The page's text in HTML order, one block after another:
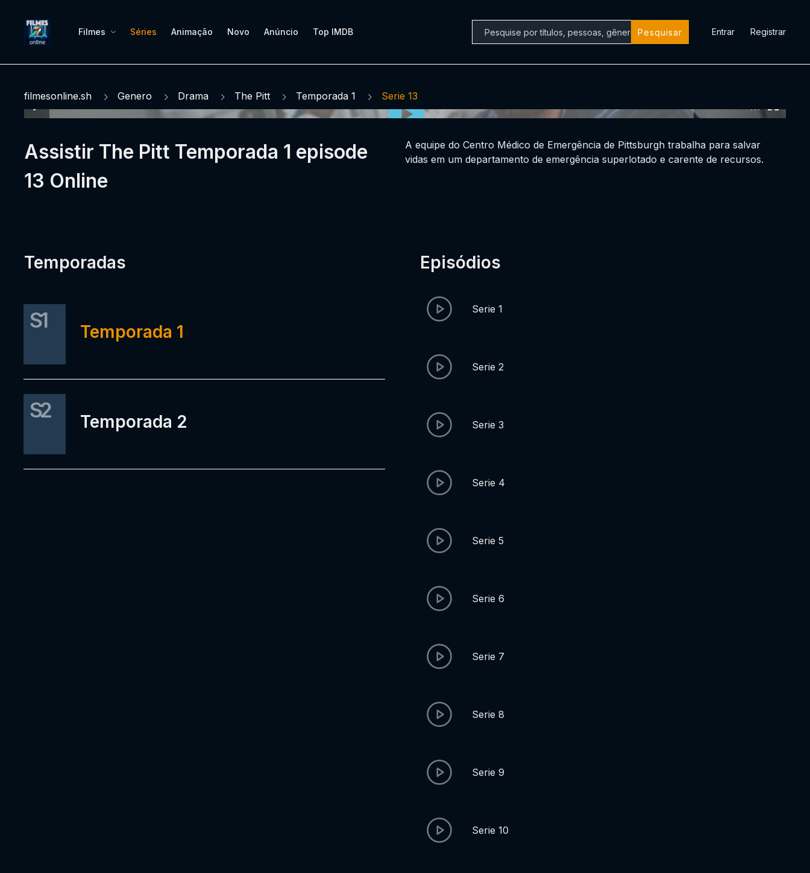
Filmes Séries Animação Novo Anúncio Top IMDB Pesquisar Entrar Registrar
filmesonline.sh Genero Drama The Pitt Temporada 1 Serie 13
Assistir The Pitt Temporada 1 episode
13 Online
A equipe do Centro Médico de Emergência de Pittsburgh trabalha para salvar
vidas em um departamento de emergência superlotado e carente de recursos.
Temporadas
S1 Temporada 1
S2 Temporada 2
Episódios
Serie 1
Serie 2
Serie 3
Serie 4
Serie 5
Serie 6
Serie 7
Serie 8
Serie 9
Serie 10